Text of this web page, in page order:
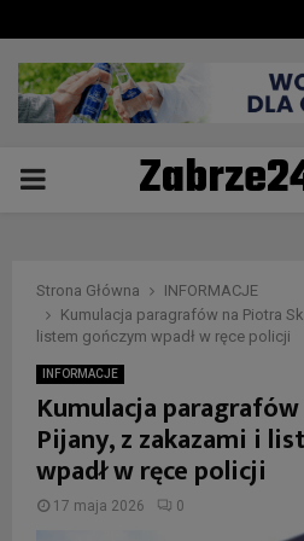
PRIMARY
Strona Główna
INFORMACJE
Kumulacja paragrafów na Piotra
listem gończym wpadł w ręce policji
INFORMACJE
Kumulacja
Pijany, z zakazami i
wpadł w ręce policji
17 maja 2026 0